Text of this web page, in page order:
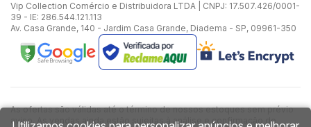
Vip Collection Comércio e Distribuidora LTDA | CNPJ: 17.507.426/0001-
39 - IE: 286.544.121.113
Av. Casa Grande, 140 - Jardim Casa Grande, Diadema - SP, 09961-350
As ofertas são válidas até o término de nossos estoques sem prévio
aviso. As vendas ainda estão sujeitas à análise e confirmação de